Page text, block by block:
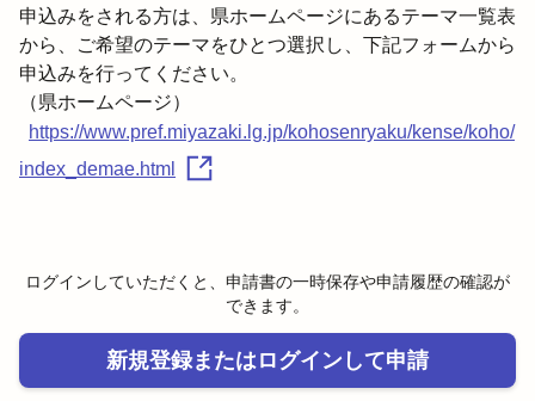
申込みをされる方は、県ホームページにあるテーマ一覧表
から、ご希望のテーマをひとつ選択し、下記フォームから
申込みを行ってください。
https://www.pref.miyazaki.lg.jp/kohosenryaku/kense/koho/
index_demae.html
ログインしていただくと、申請書の一時保存や申請履歴の確認が
できます。
新規登録またはログインして申請